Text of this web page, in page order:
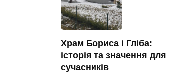
Храм Бориса і Гліба:
історія та значення для
сучасників